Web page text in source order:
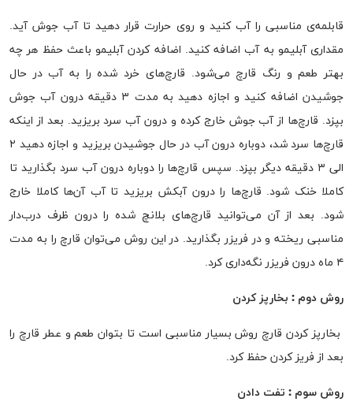
قابلمه‌ی مناسبی را آب کنید و روی حرارت قرار دهید تا آب جوش آید.
مقداری آبلیمو به آب اضافه کنید. اضافه کردن آبلیمو باعث حفظ هر چه
بهتر طعم و رنگ قارچ می‌شود. قارچ‌های خرد شده را به آب در حال
جوشیدن اضافه کنید و اجازه دهید به مدت ۳ دقیقه درون آب جوش
بپزد. قارچ‌ها از آب جوش خارج کرده و درون آب سرد بریزید. بعد از اینکه
قارچ‌ها سرد شد، دوباره درون آب در حال جوشیدن بریزید و اجازه دهید ۲
الی ۳ دقیقه دیگر بپزد. سپس قارچ‌ها را دوباره درون آب سرد بگذارید تا
کاملا خنک شود. قارچ‌ها را درون آبکش بریزید تا آب آن‌ها کاملا خارج
شود. بعد از آن می‌توانید قارچ‌های بلانچ شده را درون ظرف درب‌دار
مناسبی ریخته و در فریزر بگذارید. در این روش می‌توان قارچ را به مدت
۴ ماه درون فریزر نگه‌داری کرد.
روش دوم : بخارپز کردن
بخارپز کردن قارچ روش بسیار مناسبی است تا بتوان طعم و عطر قارچ را
بعد از فریز کردن حفظ کرد.
روش سوم : تفت دادن